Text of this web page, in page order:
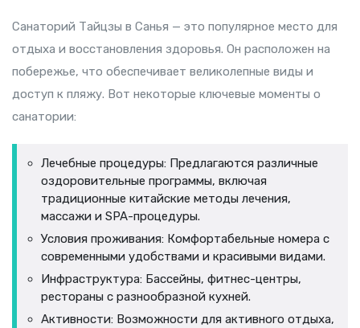
Санаторий Тайцзы в Санья — это популярное место для
отдыха и восстановления здоровья. Он расположен на
побережье, что обеспечивает великолепные виды и
доступ к пляжу. Вот некоторые ключевые моменты о
санатории:
Лечебные процедуры: Предлагаются различные
оздоровительные программы, включая
традиционные китайские методы лечения,
массажи и SPA-процедуры.
Условия проживания: Комфортабельные номера с
современными удобствами и красивыми видами.
Инфраструктура: Бассейны, фитнес-центры,
рестораны с разнообразной кухней.
Активности: Возможности для активного отдыха,